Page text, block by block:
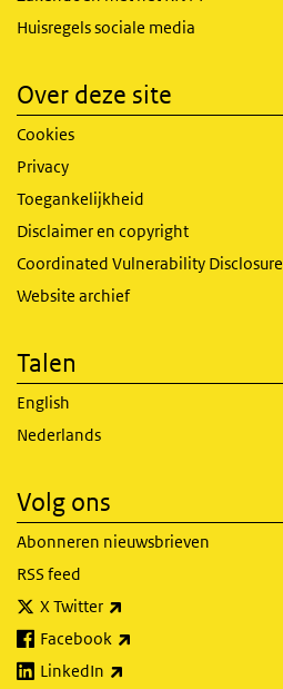
Huisregels sociale media
Over deze site
Cookies
Privacy
Toegankelijkheid
Disclaimer en copyright
Coordinated Vulnerability Disclosure
Website archief
Talen
English
Nederlands
Volg ons
Abonneren nieuwsbrieven
RSS feed
X Twitter
Facebook
LinkedIn